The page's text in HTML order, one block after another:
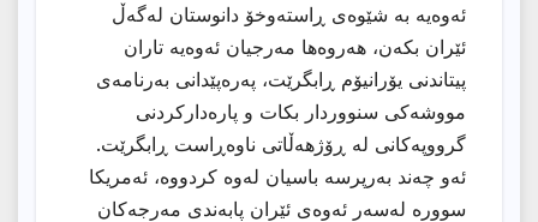
ئەوەیە بە شێوەی ڕاستەوخۆ دانوستان لەگەڵ
ئێران بكەن، هەروەها مەرجیان ئەوەیە تاران
پیتاندنی یۆرانیۆم ڕابگرێت، پەرەپێدانی بەرنامەی
مووشەكی سنووردار بكات و پارەداركردنی
گرووپەكانی لە ڕۆژهەڵاتی ناوەڕاست ڕابگرێت.
ئەو چەند بەرپرسە باسیان لەوە كردووە، ئەمریكا
سوورە لەسەر ئەوەی ئێران پابەندی مەرجەكان